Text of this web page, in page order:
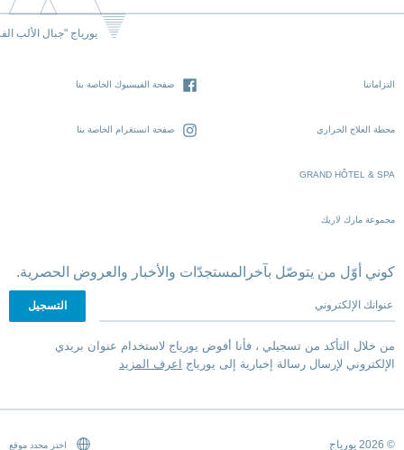
يورياج "جبال الألب
التزاماتنا
محطة العلاج الحراري
GRAND HÔTEL & SPA
مجموعة مارك لاريك
صفحة الفيسبوك الخاصة بنا
صفحة انستغرام الخاصة بنا
كوني أوّل من يتوصّل بآخرالمستجدّات والأخبار والعروض الحصرية.
عنوانك الإلكتروني
من خلال التأكد من تسجيلي ، فأنا أفوض يورياج لاستخدام عنوان بريدي
الإلكتروني لإرسال رسالة إخبارية إلى يورياج
اعرف المزيد
© 2026 يورياج اختر محدد موقع